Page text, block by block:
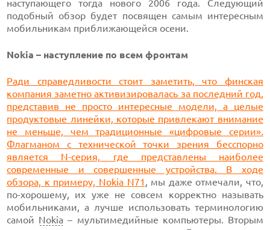
наступающего тогда нового 2006 года. Следующий
подобный обзор будет посвящен самым интересным
мобильникам приближающейся осени.
Nokia – наступление по всем фронтам
Ради справедливости стоит заметить, что финская
компания заметно активизировалась за последний год,
представив не просто интересные модели, а целые
продуктовые линейки, которые привлекают внимание
не меньше, чем традиционные «цифровые серии».
Флагманом с технической точки зрения бесспорно
является N-серия, где представлены наиболее
современные и совершенные устройства. В ходе
обзора, к примеру, Nokia N71 , мы даже отмечали, что,
по-хорошему, их уже не совсем корректно называть
мобильниками, а лучше использовать терминологию
самой Nokia – мультимедийные компьютеры. Вторым